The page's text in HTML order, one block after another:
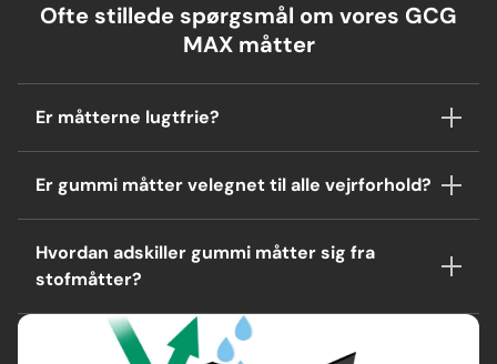
Ofte stillede spørgsmål om vores GCG
MAX måtter
Er måtterne lugtfrie?
Er gummi måtter velegnet til alle vejrforhold?
Hvordan adskiller gummi måtter sig fra
stofmåtter?